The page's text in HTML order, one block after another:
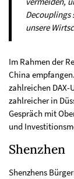
Decouplings
unsere
Im Rahmen der
China
zahlreichen DAX-
zahlreicher in
Gespräch mit
und
Shenzhen
Shenzhens